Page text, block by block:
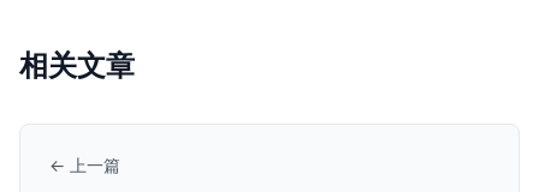
相关文章
← 上一篇